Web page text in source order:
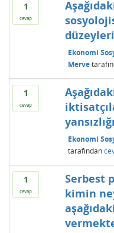
1
cevap
Ekonomi
Merve
1
cevap
Ekonomi
tarafından
1
cevap
Serbest
kimin